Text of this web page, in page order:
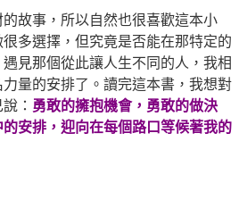
故事，所以自然也很喜歡這本小
多選擇，但究竟是否能在那特定的
見那個從此讓人生不同的人，我相
量的安排了。讀完這本書，我想對
： 勇敢的擁抱機會，勇敢的做決
安排，迎向在每個路口等候著我的